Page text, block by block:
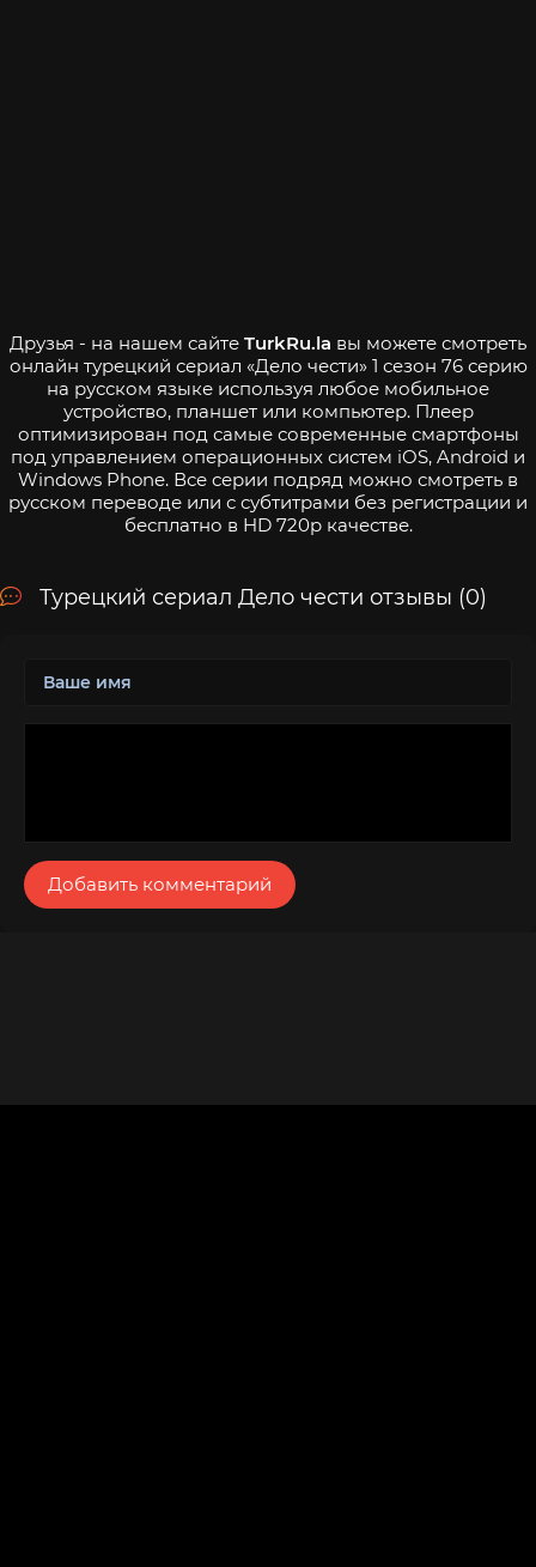
Друзья - на нашем сайте TurkRu.la вы можете смотреть
онлайн турецкий сериал «Дело чести» 1 сезон 76 серию
на русском языке используя любое мобильное
устройство, планшет или компьютер. Плеер
оптимизирован под самые современные смартфоны
под управлением операционных систем iOS, Android и
Windows Phone. Все серии подряд можно смотреть в
русском переводе или с субтитрами без регистрации и
бесплатно в HD 720p качестве.
Турецкий сериал Дело чести отзывы (0)
Добавить комментарий